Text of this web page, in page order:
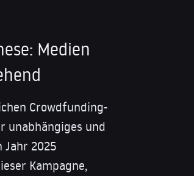
Medien
Crowdfunding-
unabhängiges und
2025
Kampagne,